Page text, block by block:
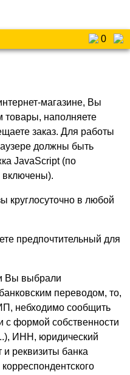
0
магазине, Вы
наполняете
заказ. Для работы
должны быть
JavaScript (по
включены).
круглосуточно в любой
предпочтительный для
Вы выбрали
переводом, то,
небходимо сообщить
с формой собственности
ИНН, юридический
и реквизиты банка